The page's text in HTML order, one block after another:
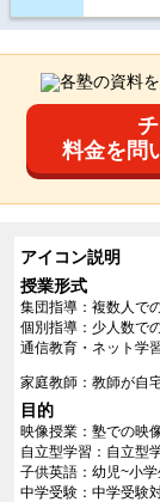
料金を問
アイコン説明
授業形式
集団指導
複数人で
個別指導
少人数で
通信教育・ネット学
家庭教師
教師が自
目的
映像授業
塾での映
自立型学習
自立型
子供英語
幼児~小
中学受験
中学受験